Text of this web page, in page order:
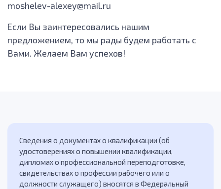
moshelev-alexey@mail.ru
Если Вы заинтересовались нашим
предложением, то мы рады будем работать с
Вами. Желаем Вам успехов!
Сведения о документах о квалификации (об
удостоверениях о повышении квалификации,
дипломах о профессиональной переподготовке,
свидетельствах о профессии рабочего или о
должности служащего) вносятся в Федеральный